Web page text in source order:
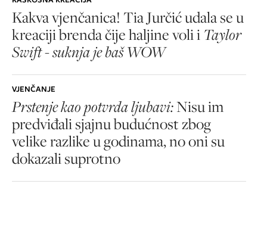
Kakva vjenčanica! Tia Jurčić udala se u
kreaciji brenda čije haljine voli i Taylor
Swift - suknja je baš WOW
VJENČANJE
Prstenje kao potvrda ljubavi:Nisu im
predviđali sjajnu budućnost zbog
velike razlike u godinama, no oni su
dokazali suprotno